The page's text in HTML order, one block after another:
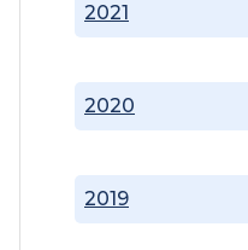
2019
2020
2021